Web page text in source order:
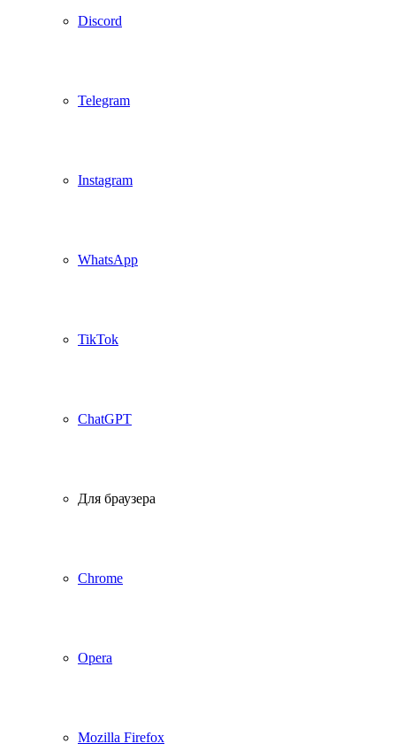
Discord
Telegram
Instagram
WhatsApp
TikTok
ChatGPT
Для браузера
Chrome
Opera
Mozilla Firefox